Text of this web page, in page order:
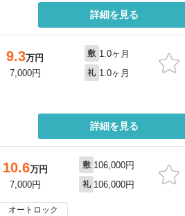
詳細を見る
9.3万円
7,000円
敷 1.0ヶ月
礼 1.0ヶ月
詳細を見る
10.6万円
7,000円
敷 106,000円
礼 106,000円
オートロック